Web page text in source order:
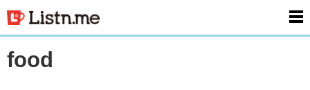
food